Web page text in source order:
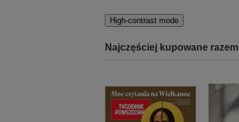
High-contrast mode
Najczęściej kupowane razem